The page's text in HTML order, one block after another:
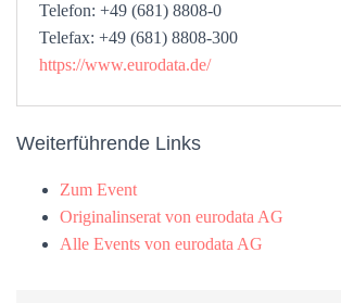
Telefon: +49 (681) 8808-0
Telefax: +49 (681) 8808-300
https://www.eurodata.de/
Weiterführende Links
Zum Event
Originalinserat von eurodata AG
Alle Events von eurodata AG